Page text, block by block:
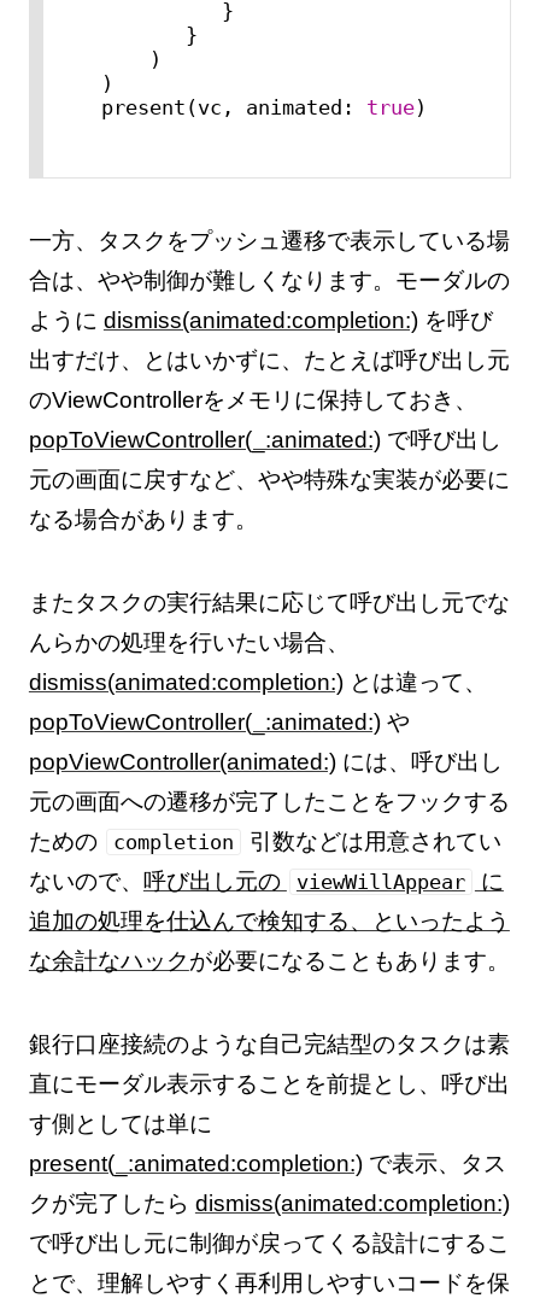
)
present(vc, animated: true)
一方、タスクをプッシュ遷移で表示している場
合は、やや制御が難しくなります。モーダルの
ように dismiss(animated:completion:)を呼び
出すだけ、とはいかずに、たとえば呼び出し元
のViewControllerをメモリに保持しておき、
popToViewController(_:animated:)で呼び出し
元の画面に戻すなど、やや特殊な実装が必要に
なる場合があります。
またタスクの実行結果に応じて呼び出し元でな
んらかの処理を行いたい場合、
dismiss(animated:completion:)とは違って、
popToViewController(_:animated:)や
popViewController(animated:)には、呼び出し
元の画面への遷移が完了したことをフックする
ための
completion
引数などは用意されてい
ないので、 呼び出し元の viewWillAppear
に
追加の処理を仕込んで検知する、といったよう
な余計なハックが必要になることもあります。
銀行口座接続のような自己完結型のタスクは素
直にモーダル表示することを前提とし、呼び出
す側としては単に
present(_:animated:completion:)で表示、タス
クが完了したら dismiss(animated:completion:)
で呼び出し元に制御が戻ってくる設計にするこ
とで、理解しやすく再利用しやすいコードを保